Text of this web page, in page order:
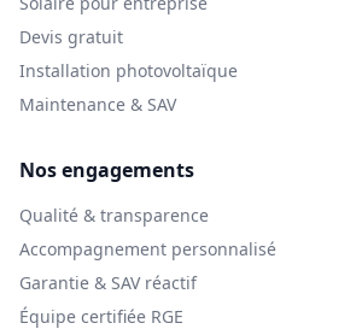
Devis gratuit
Installation photovoltaïque
Maintenance & SAV
Nos engagements
Qualité & transparence
Accompagnement personnalisé
Garantie & SAV réactif
Équipe certifiée RGE